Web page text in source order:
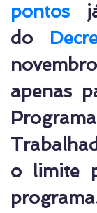
pontos
do
apenas
o limite